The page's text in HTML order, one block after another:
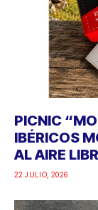
PICNIC
IBÉRICOS
AL AIRE
22 JULIO, 2026